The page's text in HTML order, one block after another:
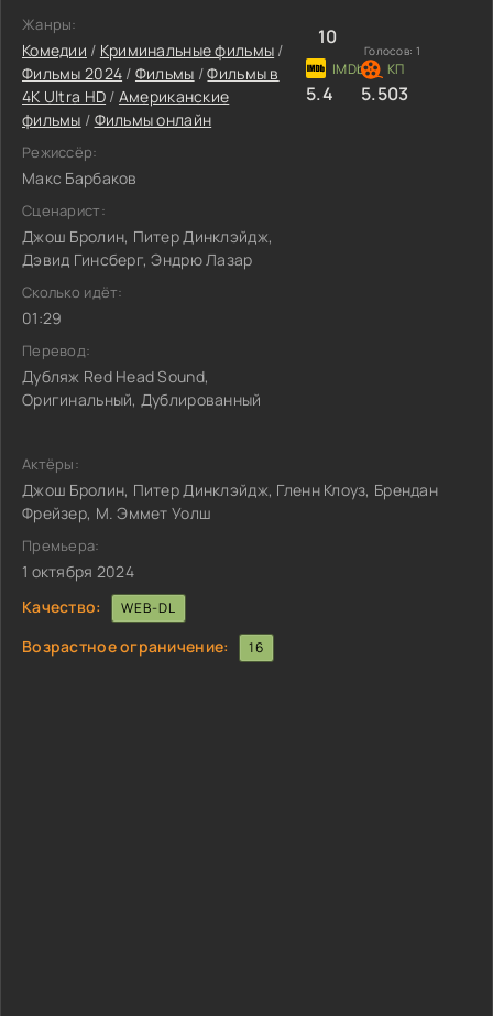
Жанры:
Комедии / Криминальные фильмы /
Фильмы 2024 / Фильмы /Фильмы в
4K Ultra HD / Американские
фильмы / Фильмы онлайн
Режиссёр:
Макс Барбаков
Сценарист:
Джош Бролин, Питер Динклэйдж,
Дэвид Гинсберг, Эндрю Лазар
Сколько идёт:
01:29
Перевод:
Дубляж Red Head Sound,
Оригинальный, Дублированный
10
Голосов: 1
5.4 5.503
Актёры:
Джош Бролин, Питер Динклэйдж, Гленн Клоуз, Брендан
Фрейзер, М. Эммет Уолш
Премьера:
1 октября 2024
Качество:
WEB-DL
Возрастное ограничение: 16